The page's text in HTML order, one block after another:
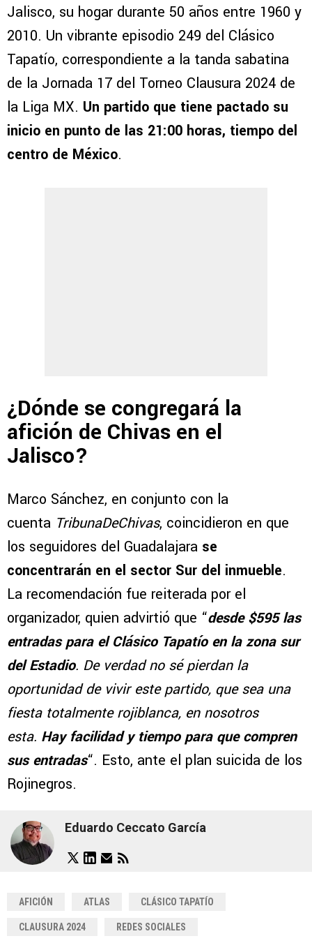
Jalisco, su hogar durante 50 años entre 1960 y
2010. Un vibrante episodio 249 del Clásico
Tapatío, correspondiente a la tanda sabatina
de la Jornada 17 del Torneo Clausura 2024 de
la Liga MX. Un partido que tiene pactado su
inicio en punto de las 21:00 horas, tiempo del
centro de México.
¿Dónde se congregará la
afición de Chivas en el
Jalisco?
Marco Sánchez, en conjunto con la
cuenta TribunaDeChivas, coincidieron en que
los seguidores del Guadalajara se
concentrarán en el sector Sur del inmueble.
La recomendación fue reiterada por el
organizador, quien advirtió que “desde $595 las
entradas para el Clásico Tapatío en la zona sur
del Estadio. De verdad no sé pierdan la
oportunidad de vivir este partido, que sea una
fiesta totalmente rojiblanca, en nosotros
esta. Hay facilidad y tiempo para que compren
sus entradas“. Esto, ante el plan suicida de los
Rojinegros.
Eduardo Ceccato García
AFICIÓN ATLAS CLÁSICO TAPATÍO
CLAUSURA 2024 REDES SOCIALES